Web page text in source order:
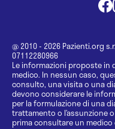
@ 2010 - 2026 Pazienti.org
07112280966
Le informazioni proposte
medico. In nessun caso,
consulto, una visita o una
devono considerare le
per la formulazione di una
trattamento o l’assunzione
prima consultare un